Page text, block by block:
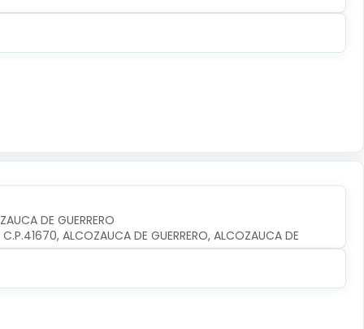
DE GUERRERO
C.P.41670, ALCOZAUCA DE GUERRERO, ALCOZAUCA DE